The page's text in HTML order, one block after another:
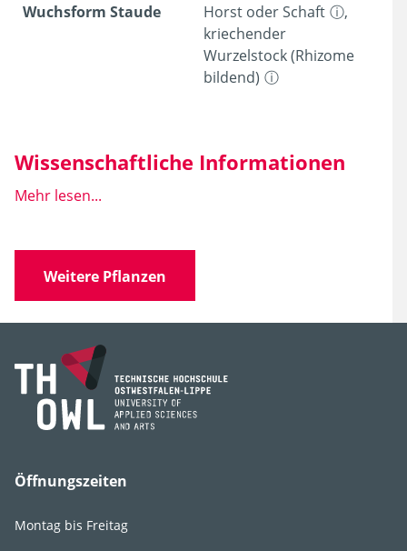
Alle Teile der Nieswurz
können bei Einnahme ernsthafte Beschwerden
verursachen und der Saft kann die Haut reizen.
Wuchsform Staude
Horst oder Schaft
,
kriechender
Wurzelstock (Rhizome
bildend)
Wissenschaftliche Informationen
Mehr lesen...
Name
Familie
Art, Unterart,
Varietät, Form
H. orientalis x H.
Weitere Pflanzen
Öffnungszeiten
Montag bis Freitag